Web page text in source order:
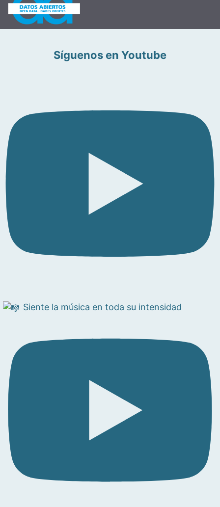
Síguenos en Youtube
Siente la música en toda su intensidad